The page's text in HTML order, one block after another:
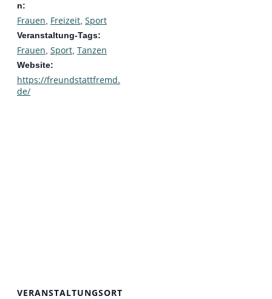
n:
Frauen Freizeit Sport
Veranstaltung-Tags:
Frauen Sport Tanzen
Website:
https://freundstattfremd.
de/
VERANSTALTUNGSORT